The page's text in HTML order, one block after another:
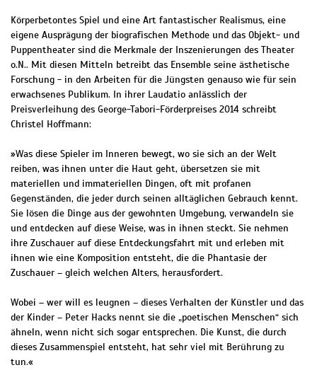
Körperbetontes Spiel und eine Art fantastischer Realismus, eine
eigene Ausprägung der biografischen Methode und das Objekt- und
Puppentheater sind die Merkmale der Inszenierungen des Theater
o.N.. Mit diesen Mitteln betreibt das Ensemble seine ästhetische
Forschung - in den Arbeiten für die Jüngsten genauso wie für sein
erwachsenes Publikum. In ihrer Laudatio anlässlich der
Preisverleihung des George-Tabori-Förderpreises 2014 schreibt
Christel Hoffmann:
»Was diese Spieler im Inneren bewegt, wo sie sich an der Welt
reiben, was ihnen unter die Haut geht, übersetzen sie mit
materiellen und immateriellen Dingen, oft mit profanen
Gegenständen, die jeder durch seinen alltäglichen Gebrauch kennt.
Sie lösen die Dinge aus der gewohnten Umgebung, verwandeln sie
und entdecken auf diese Weise, was in ihnen steckt. Sie nehmen
ihre Zuschauer auf diese Entdeckungsfahrt mit und erleben mit
ihnen wie eine Komposition entsteht, die die Phantasie der
Zuschauer – gleich welchen Alters, herausfordert.
Wobei – wer will es leugnen – dieses Verhalten der Künstler und das
der Kinder – Peter Hacks nennt sie die „poetischen Menschen“ sich
ähneln, wenn nicht sich sogar entsprechen. Die Kunst, die durch
dieses Zusammenspiel entsteht, hat sehr viel mit Berührung zu
tun.«